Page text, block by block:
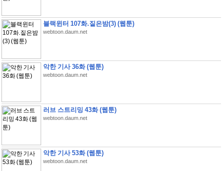
블랙윈터 107화.짙은밤(3) (웹툰)
webtoon.daum.net
악한 기사 36화 (웹툰)
webtoon.daum.net
러브 스트리밍 43화 (웹툰)
webtoon.daum.net
악한 기사 53화 (웹툰)
webtoon.daum.net